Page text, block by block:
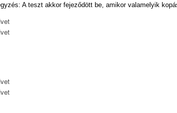
A teszt akkor fejeződött be, amikor valamelyik